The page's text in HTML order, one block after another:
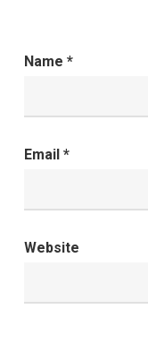
Name *
Email *
Website